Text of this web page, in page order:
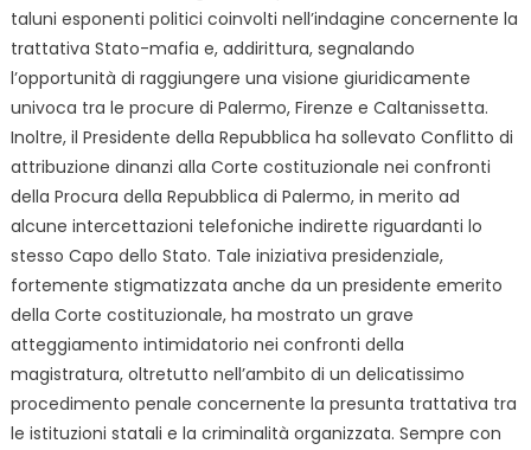
taluni esponenti politici coinvolti nell’indagine concernente la
trattativa Stato-mafia e, addirittura, segnalando
l’opportunità di raggiungere una visione giuridicamente
univoca tra le procure di Palermo, Firenze e Caltanissetta.
Inoltre, il Presidente della Repubblica ha sollevato Conflitto di
attribuzione dinanzi alla Corte costituzionale nei confronti
della Procura della Repubblica di Palermo, in merito ad
alcune intercettazioni telefoniche indirette riguardanti lo
stesso Capo dello Stato. Tale iniziativa presidenziale,
fortemente stigmatizzata anche da un presidente emerito
della Corte costituzionale, ha mostrato un grave
atteggiamento intimidatorio nei confronti della
magistratura, oltretutto nell’ambito di un delicatissimo
procedimento penale concernente la presunta trattativa tra
le istituzioni statali e la criminalità organizzata. Sempre con